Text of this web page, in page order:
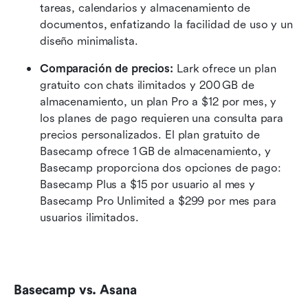
tareas, calendarios y almacenamiento de
documentos, enfatizando la facilidad de uso y un
diseño minimalista.
Comparación de precios: Lark ofrece un plan
gratuito con chats ilimitados y 200 GB de
almacenamiento, un plan Pro a $12 por mes, y
los planes de pago requieren una consulta para
precios personalizados. El plan gratuito de
Basecamp ofrece 1 GB de almacenamiento, y
Basecamp proporciona dos opciones de pago:
Basecamp Plus a $15 por usuario al mes y
Basecamp Pro Unlimited a $299 por mes para
usuarios ilimitados.
Basecamp vs. Asana